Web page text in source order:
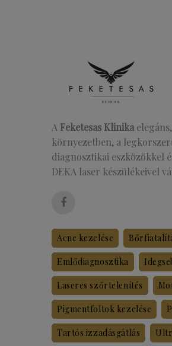
A Feketesas Klinika
környezetben, a
diagnosztikai eszközökkel
DEKA laser készülékeivel
Acne kezelése
Emlődiagnosztika
Laseres szőrtelenítés
Pigmentfoltok kezelése
Tartós izzadásgátlás